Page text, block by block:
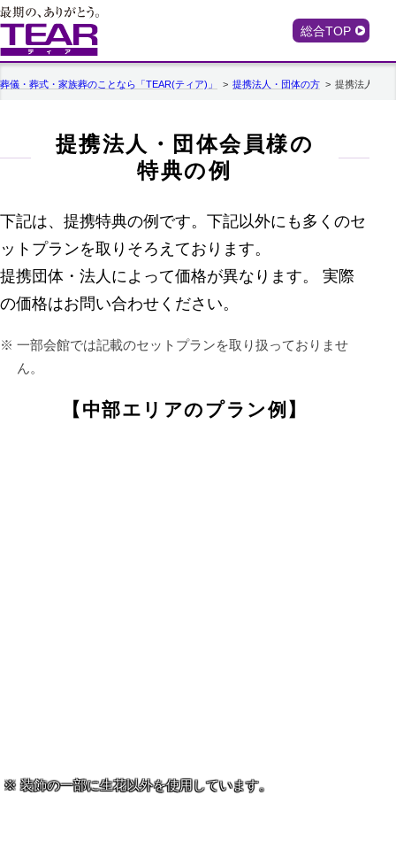
総合TOP
葬儀・葬式・家族葬のことなら「TEAR(ティア)」 提携法人・団体の方 提携法人・
提携法人・団体会員様の
特典の例
下記は、提携特典の例です。下記以外にも多くのセ
ットプランを取りそろえております。
提携団体・法人によって価格が異なります。 実際
の価格はお問い合わせください。
一部会館では記載のセットプランを取り扱っておりませ
ん。
【中部エリアのプラン例】
装飾の一部に生花以外を使用しています。